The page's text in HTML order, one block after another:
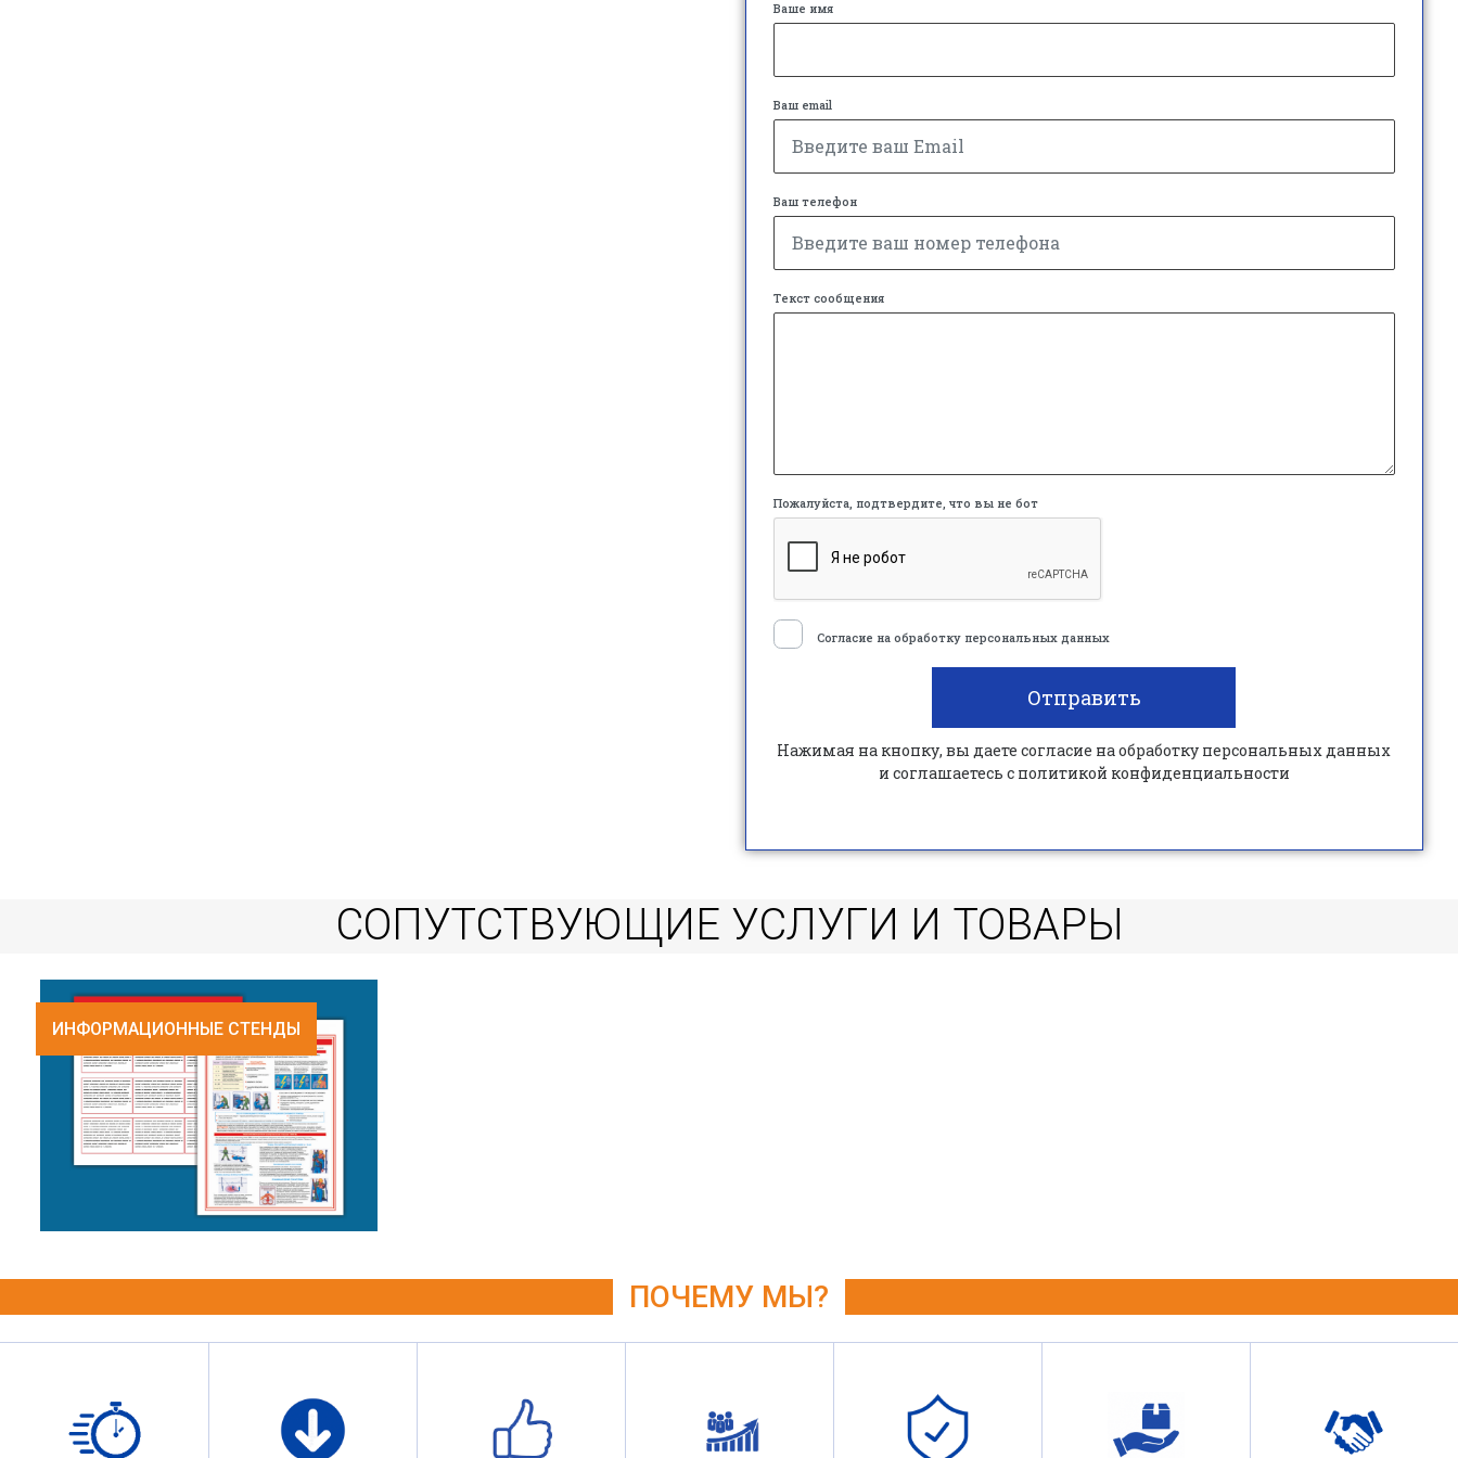
Ваше имя
Ваш email
Ваш телефон
Текст сообщения
Пожалуйста, подтвердите, что вы не бот
Согласие на обработку персональных данных
Отправить
Нажимая на кнопку, вы даете согласие на обработку персональных данных
и соглашаетесь c политикой конфиденциальности
СОПУТСТВУЮЩИЕ УСЛУГИ И ТОВАРЫ
ИНФОРМАЦИОННЫЕ СТЕНДЫ
ПОЧЕМУ МЫ?